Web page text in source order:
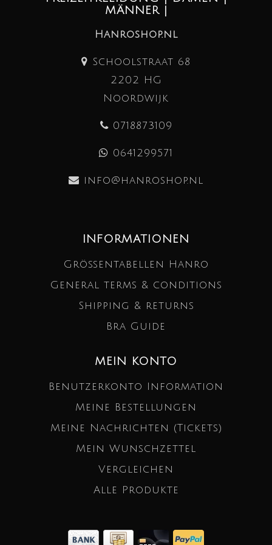
MÄNNER |
Hanroshop.nl
Schoolstraat 68
2202 HG
Noordwijk
0718873109
0641299571
info@hanroshop.nl
INFORMATIONEN
Größentabellen Hanro
General terms & conditions
Shipping & returns
Bra Guide
MEIN KONTO
Benutzerkonto Information
Meine Bestellungen
Meine Nachrichten (Tickets)
Mein Wunschzettel
Vergleichen
Alle Produkte